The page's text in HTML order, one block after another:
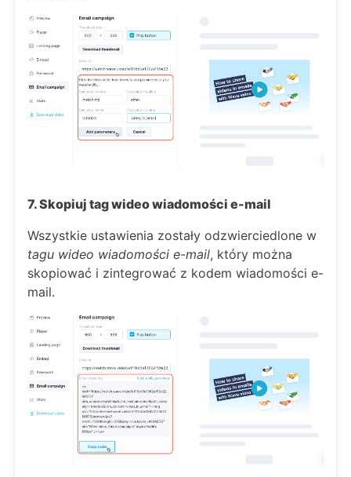
7. Skopiuj tag wideo wiadomości e-mail
Wszystkie ustawienia zostały odzwierciedlone w
tagu wideo wiadomości e-mail, który można
skopiować i zintegrować z kodem wiadomości e-
mail.